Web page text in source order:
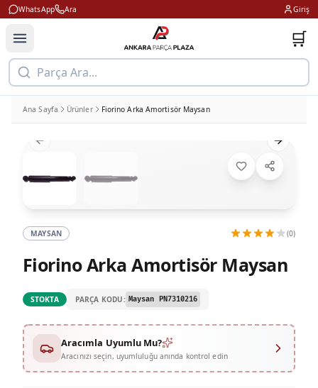
WhatsApp Ara Giriş
🛒
Parça Ara...
Ana Sayfa Ürünler Fiorino Arka Amortisör Maysan
Previous slide Next
MAYSAN (0)
Fiorino Arka Amortisör Maysan
STOKTA PARÇA KODU: Maysan PN7310216
Aracımla Uyumlu Mu?
Aracınızı seçin, uyumluluğu anında kontrol edin